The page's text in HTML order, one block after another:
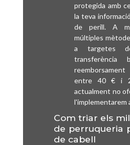
protegida amb
la teva
de perill. A
múltiples
a targetes
transferència
entre 40 € i
actualment no
l'implementarem
Com triar els
de perruqueria
de cabell